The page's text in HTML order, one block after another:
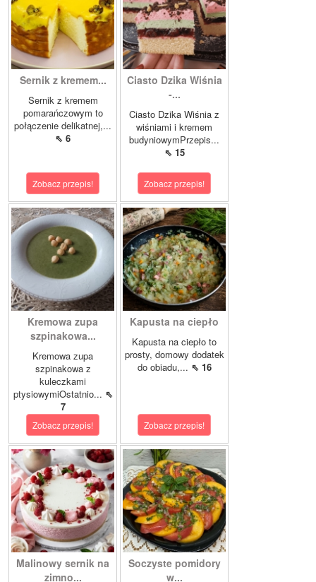
Sernik z kremem...
Sernik z kremem
pomarańczowym to
połączenie delikatnej,...
⇖ 6
Zobacz przepis!
Ciasto Dzika Wiśnia
-...
Ciasto Dzika Wiśnia z
wiśniami i kremem
budyniowymPrzepis...
⇖ 15
Zobacz przepis!
Kremowa zupa
szpinakowa...
Kremowa zupa
szpinakowa z
kuleczkami
ptysiowymiOstatnio... ⇖
7
Zobacz przepis!
Kapusta na ciepło
Kapusta na ciepło to
prosty, domowy dodatek
do obiadu,... ⇖ 16
Zobacz przepis!
Malinowy sernik na
zimno...
Soczyste pomidory
w...